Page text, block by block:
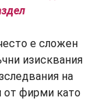
е сложен
изисквания
на
от фирми като